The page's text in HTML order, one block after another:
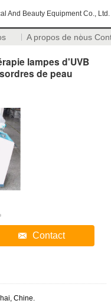
And Beauty Equipment Co., Ltd.
A propos de nous
lampes d'UVB
de peau
Contact
Chine.